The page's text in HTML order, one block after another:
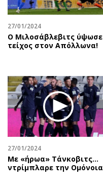
Χειρόγραφα
27/01/2024
Ο Μιλοσάβλεβιτς ύψωσε
τείχος στον Απόλλωνα!
27/01/2024
Με «ήρωα» Τάνκοβιτς…
ντρίμπλαρε την Ομόνοια